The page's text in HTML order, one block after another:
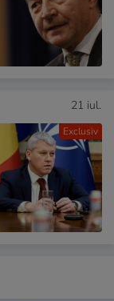
Exclusiv
21 iul.